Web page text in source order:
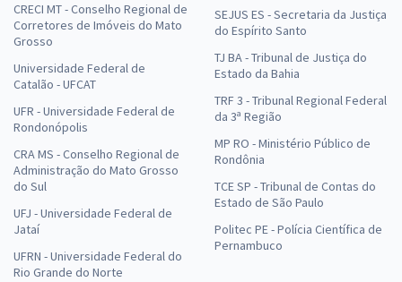
CRECI MT - Conselho Regional de
Corretores de Imóveis do Mato
Grosso
Universidade Federal de
Catalão - UFCAT
UFR - Universidade Federal de
Rondonópolis
CRA MS - Conselho Regional de
Administração do Mato Grosso
do Sul
UFJ - Universidade Federal de
Jataí
UFRN - Universidade Federal do
Rio Grande do Norte
SEJUS ES - Secretaria da Justiça
do Espírito Santo
TJ BA - Tribunal de Justiça do
Estado da Bahia
TRF 3 - Tribunal Regional Federal
da 3ª Região
MP RO - Ministério Público de
Rondônia
TCE SP - Tribunal de Contas do
Estado de São Paulo
Politec PE - Polícia Científica de
Pernambuco